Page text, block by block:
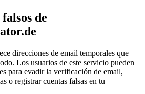
de
direcciones de email temporales que
Los usuarios de este servicio pueden
para evadir la verificación de email,
o registrar cuentas falsas en tu